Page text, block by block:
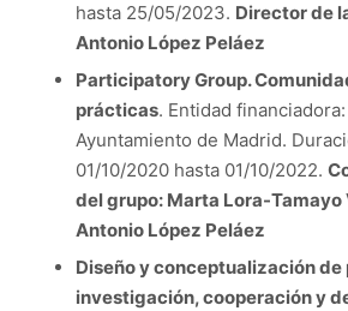
hasta 25/05/2023. Director de
Antonio López Peláez
Participatory Group.
prácticas. Entidad financiadora:
Ayuntamiento de Madrid.
01/10/2020 hasta 01/10/2022.
del grupo: Marta Lora-Tamayo
Antonio López Peláez
Diseño y conceptualización
investigación, cooperación y